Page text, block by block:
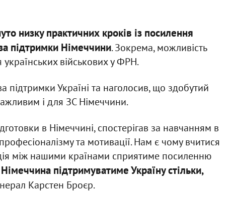
низку практичних кроків із посилення
підтримки Німеччини. Зокрема, можливість
військових у ФРН.
підтримки Україні та наголосив, що здобутий
і для ЗС Німеччини.
в Німеччині, спостерігав за навчанням в
та мотивації. Нам є чому вчитися
між нашими країнами сприятиме посиленню
Німеччина підтримуватиме Україну стільки,
Карстен Броєр.